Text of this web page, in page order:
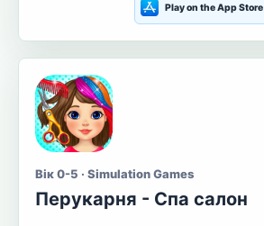
Play on the App Store
Вік 0-5 · Simulation Games
Перукарня - Спа салон